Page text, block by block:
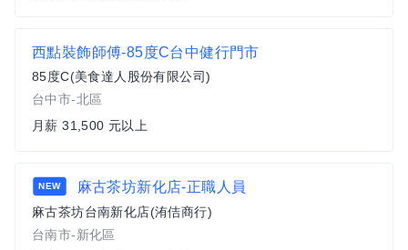
西點裝飾師傅-85度C台中健行門市
85度C(美食達人股份有限公司)
台中市-北區
月薪 31,500 元以上
NEW 麻古茶坊新化店-正職人員
麻古茶坊台南新化店(洧佶商行)
台南市-新化區